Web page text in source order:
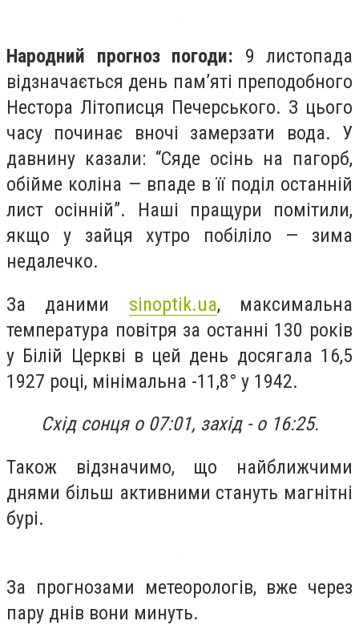
Народний прогноз погоди: 9 листопада
відзначається день пам’яті преподобного
Нестора Літописця Печерського. З цього
часу починає вночі замерзати вода. У
давнину казали: “Сяде осінь на пагорб,
обійме коліна — впаде в її поділ останній
лист осінній”. Наші пращури помітили,
якщо у зайця хутро побіліло — зима
недалечко.
За даними sinoptik.ua, максимальна
температура повітря за останні 130 років
у Білій Церкві в цей день досягала 16,5
1927 році, мінімальна -11,8° у 1942.
Схід сонця о 07:01, захід - о 16:25.
Також відзначимо, що найближчими
днями більш активними стануть магнітні
бурі.
За прогнозами метеорологів, вже через
пару днів вони минуть.